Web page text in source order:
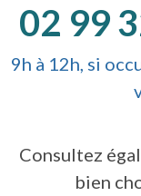
02 99
9h à 12h, si
Consultez
bien